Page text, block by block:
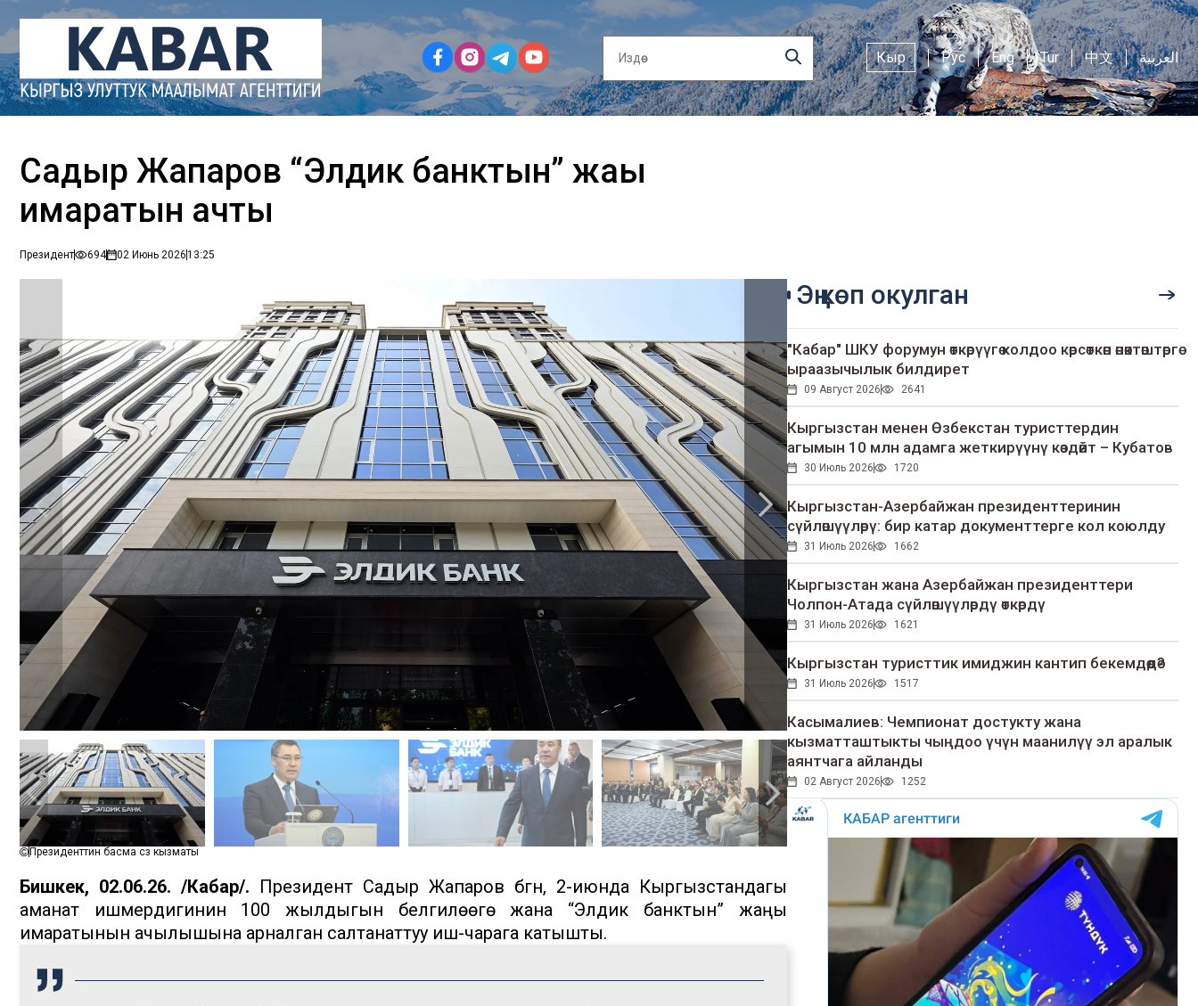
Кыр Рус Eng Tur 中文 العربية
Садыр Жапаров “Элдик банктын” жаңы
имаратын ачты
Президент 694 02 Июнь 202613:25
Президенттин басма сөз кызматы
Бишкек, 02.06.26. /Кабар/. Президент Садыр Жапаров бүгүн, 2-июнда Кыргызстандагы
аманат ишмердигинин 100 жылдыгын белгилөөгө жана “Элдик банктын” жаңы
имаратынын ачылышына арналган салтанаттуу иш-чарага катышты.
Эң көп окулган
"Кабар" ШКУ форумун өткөрүүгө колдоо көрсөткөн өнөктөштөргө
ыраазычылык билдирет
09 Август 2026 2641
Кыргызстан менен Өзбекстан туристтердин
агымын 10 млн адамга жеткирүүнү көздөйт – Кубатов
30 Июль 2026 1720
Кыргызстан-Азербайжан президенттеринин
сүйлөшүүлөрү: бир катар документтерге кол коюлду
31 Июль 2026 1662
Кыргызстан жана Азербайжан президенттери
Чолпон-Атада сүйлөшүүлөрдү өткөрдү
31 Июль 2026 1621
Кыргызстан туристтик имиджин кантип бекемдөөдө?
31 Июль 2026 1517
Касымалиев: Чемпионат достукту жана
кызматташтыкты чыңдоо үчүн маанилүү эл аралык
аянтчага айланды
02 Август 2026 1252